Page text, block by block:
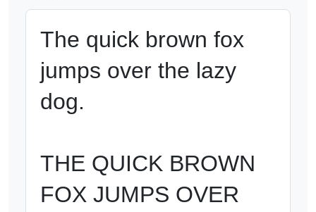
The quick brown fox
jumps over the lazy
dog.
THE QUICK BROWN
FOX JUMPS OVER